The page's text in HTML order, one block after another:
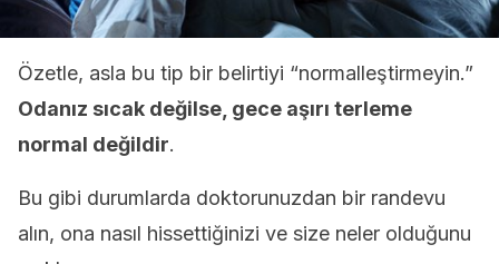
Özetle, asla bu tip bir belirtiyi “normalleştirmeyin.”
Odanız sıcak değilse, gece aşırı terleme
normal değildir.
Bu gibi durumlarda doktorunuzdan bir randevu
alın, ona nasıl hissettiğinizi ve size neler olduğunu